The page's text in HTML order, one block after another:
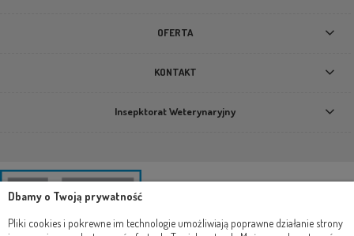
OFERTA
KONTAKT
Insepktorat Weterynaryjny
Dbamy o Twoją prywatność
Pliki cookies i pokrewne im technologie umożliwiają poprawne działanie strony